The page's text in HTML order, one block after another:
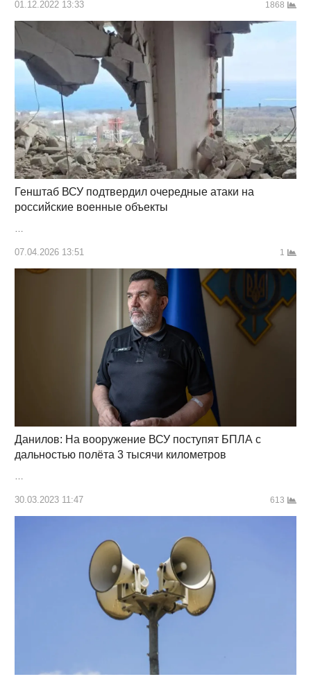
01.12.2022 13:33 1868
Генштаб ВСУ подтвердил очередные атаки на
российские военные объекты
…
07.04.2026 13:51 1
Данилов: На вооружение ВСУ поступят БПЛА с
дальностью полёта 3 тысячи километров
…
30.03.2023 11:47 613